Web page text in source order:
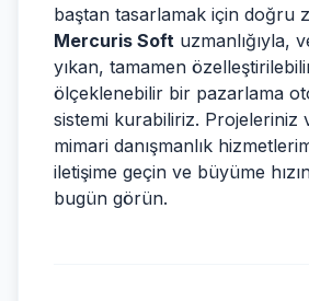
baştan tasarlamak için doğru
Mercuris Soft uzmanlığıyla,
yıkan, tamamen özelleştirilebilir
ölçeklenebilir bir pazarlama
sistemi kurabiliriz. Projeleriniz
mimari danışmanlık
iletişime geçin ve büyüme
bugün görün.